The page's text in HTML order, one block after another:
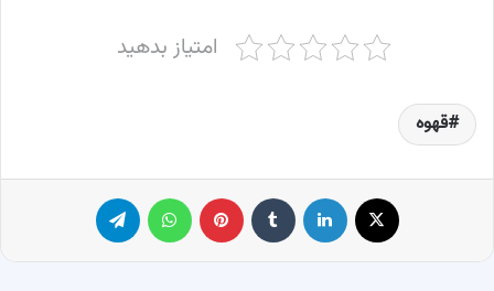
امتیاز بدهید
قهوه
لینکدین ‫تامبلر پینترست